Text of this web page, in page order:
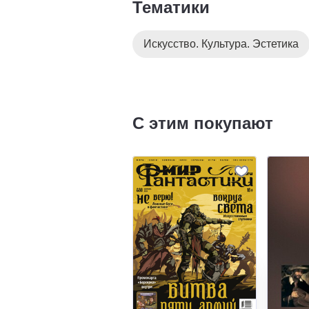
Тематики
Искусство. Культура. Эстетика
С этим покупают